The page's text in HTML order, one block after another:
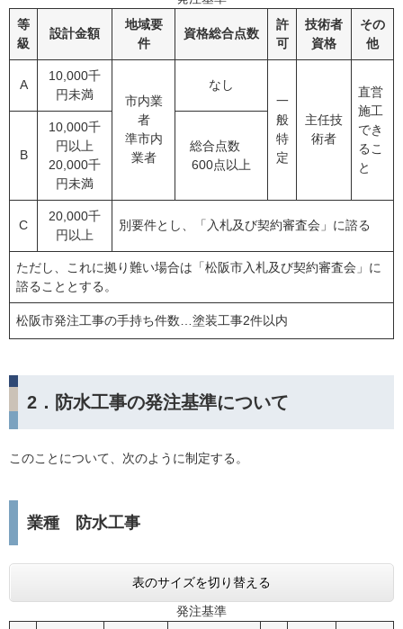
等
級
設計金額
地域要
件
資格総合点数
許
可
技術者
資格
その
他
A
10,000千
円未満
市内業
者
準市内
業者
なし
一
般
特
定
主任技
術者
直営
施工
でき
るこ
と
B
10,000千
円以上
20,000千
円未満
総合点数
600点以上
C
20,000千
円以上
別要件とし、「入札及び契約審査会」に諮る
ただし、これに拠り難い場合は「松阪市入札及び契約審査会」に
諮ることとする。
松阪市発注工事の手持ち件数…塗装工事2件以内
2．防水工事の発注基準について
このことについて、次のように制定する。
業種 防水工事
表のサイズを切り替える
発注基準